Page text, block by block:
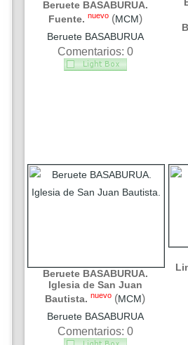
Beruete BASABURUA.
Fuente. nuevo (MCM)
Beruete BASABURUA
Comentarios: 0
Beruete BASABURUA.
Iglesia de San Juan
Bautista. nuevo (MCM)
Beruete BASABURUA
Comentarios: 0